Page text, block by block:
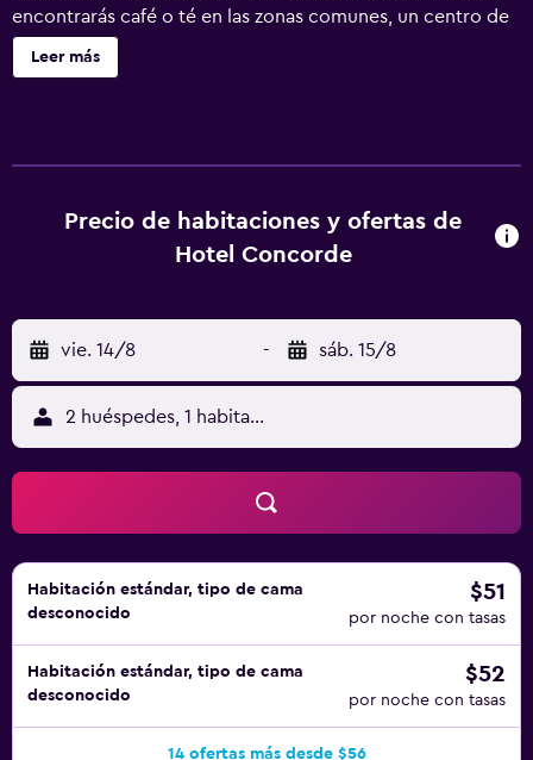
encontrarás café o té en las zonas comunes, un centro de
negocios y una zona para conferencias. Concorde Hotel
ofrece 45 alojamientos con minibar y cafetera y tetera. Las
gratuitos. Los huéspedes pueden navegar por la web
gracias a nuestro acceso a Internet wifi gratis. Los
distancia e internacionales son gratuitas (pueden existir
restricciones). Las habitaciones también incluyen secador
de pelo y cortinas opacas. Es posible solicitar juegos de
cama hipoalergénicos y tabla de planchar con plancha. Se
ofrece servicio de limpieza todos los días. Se pueden
practicar las actividades de ocio y esparcimiento que se
indican más abajo en las instalaciones o cerca del
alojamiento (es posible que se aplique un recargo).
Leer más
Precio de habitaciones y ofertas de
Hotel Concorde
vie. 14/8 - sáb. 15/8
2 huéspedes, 1 habitación
Habitación estándar, tipo de cama
desconocido
$51
por noche con tasas
Habitación estándar, tipo de cama
desconocido
$52
por noche con tasas
14 ofertas más desde $56